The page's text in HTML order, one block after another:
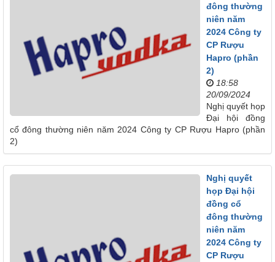
đông thường
niên năm
2024 Công ty
CP Rượu
Hapro (phần
2)
18:58
20/09/2024
Nghị quyết họp
Đại hội đồng
cổ đông thường niên năm 2024 Công ty CP Rượu Hapro (phần
2)
Nghị quyết
họp Đại hội
đồng cổ
đông thường
niên năm
2024 Công ty
CP Rượu